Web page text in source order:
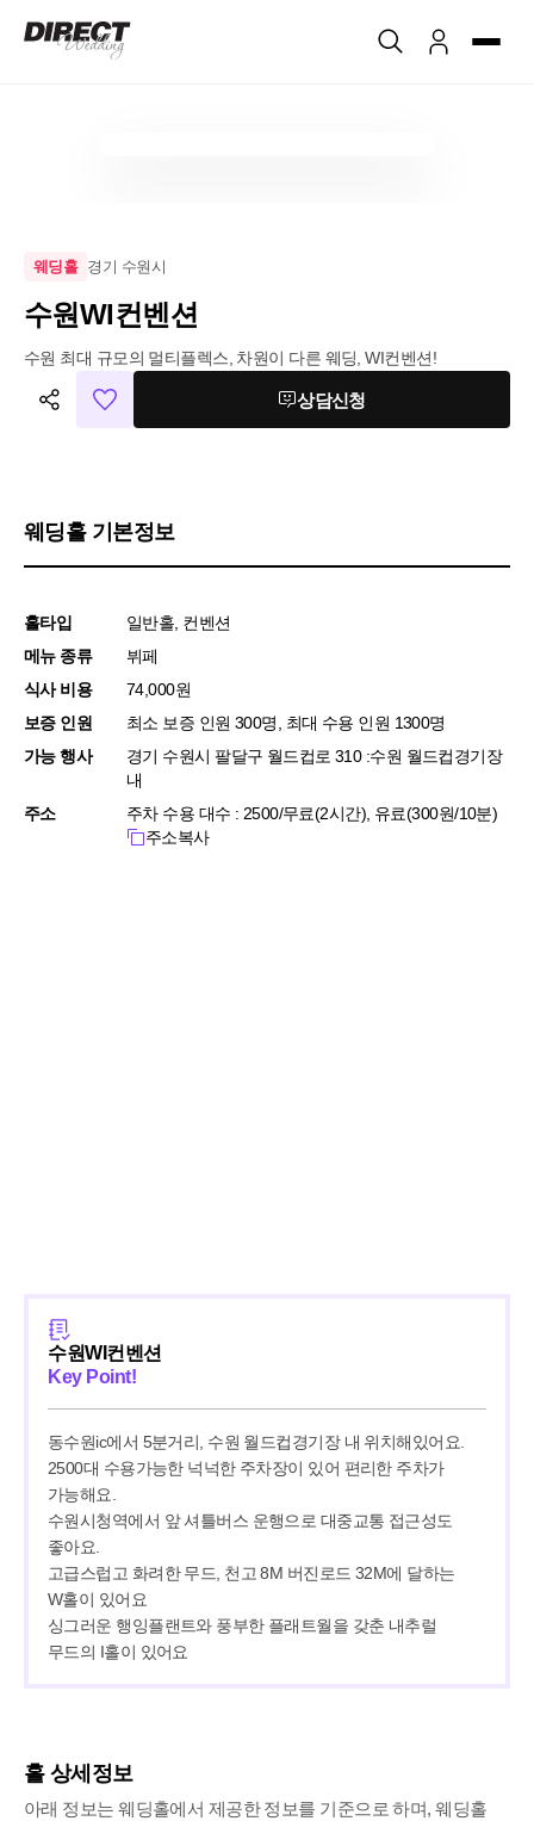
웨딩홀 경기 수원시
수원WI컨벤션
수원 최대 규모의 멀티플렉스, 차원이 다른 웨딩, WI컨벤션!
상담신청
웨딩홀 기본정보
홀타입
일반홀, 컨벤션
메뉴 종류
뷔페
식사 비용
74,000원
보증 인원
최소 보증 인원 300명, 최대 수용 인원 1300명
가능 행사
경기 수원시 팔달구 월드컵로 310 :수원 월드컵경기장
내
주소
주차 수용 대수 : 2500/무료(2시간), 유료(300원/10분)
주소복사
수원WI컨벤션
Key Point!
동수원ic에서 5분거리, 수원 월드컵경기장 내 위치해있어요.
2500대 수용가능한 넉넉한 주차장이 있어 편리한 주차가
가능해요.
수원시청역에서 앞 셔틀버스 운행으로 대중교통 접근성도
좋아요.
고급스럽고 화려한 무드, 천고 8M 버진로드 32M에 달하는
W홀이 있어요
싱그러운 행잉플랜트와 풍부한 플래트월을 갖춘 내추럴
무드의 I홀이 있어요
홀 상세정보
아래 정보는 웨딩홀에서 제공한 정보를 기준으로 하며, 웨딩홀